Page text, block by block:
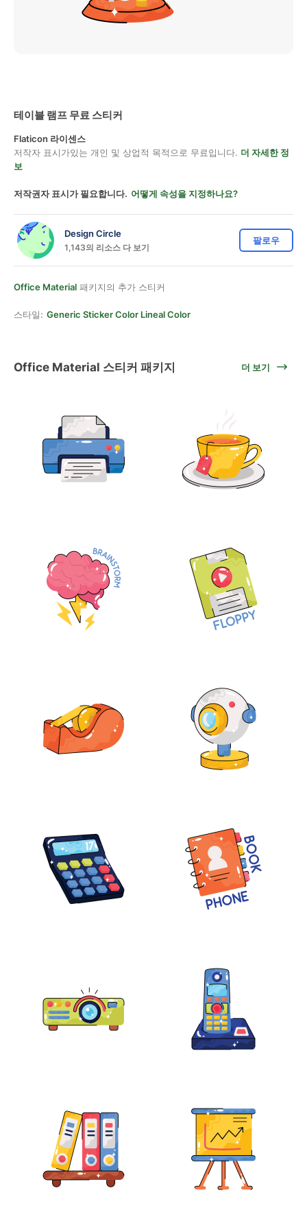
테이블 램프 무료 스티커
Flaticon 라이센스
저작자 표시가있는 개인 및 상업적 목적으로 무료입니다. 더 자세한 정
보
저작권자 표시가 필요합니다. 어떻게 속성을 지정하나요?
Design Circle
1,143의 리소스 다 보기
팔로우
Office Material 패키지의 추가 스티커
스타일: Generic Sticker Color Lineal Color
Office Material 스티커 패키지 더 보기